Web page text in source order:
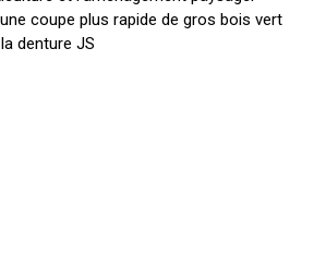
coupe plus rapide de gros bois vert
denture JS